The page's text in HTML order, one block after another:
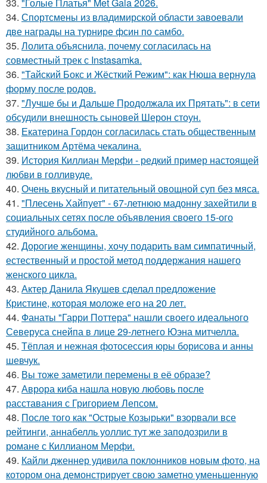
34. Спортсмены из владимирской области завоевали
две награды на турнире фсин по самбо.
35. Лолита объяснила, почему согласилась на
совместный трек с Instasamka.
36. "Тайский Бокс и Жёсткий Режим": как Нюша вернула
форму после родов.
37. "Лучше бы и Дальше Продолжала их Прятать": в сети
обсудили внешность сыновей Шерон стоун.
38. Екатерина Гордон согласилась стать общественным
защитником Артёма чекалина.
39. История Киллиан Мерфи - редкий пример настоящей
любви в голливуде.
40. Очень вкусный и питательный овощной суп без мяса.
41. "Плесень Хайпует" - 67-летнюю мадонну захейтили в
социальных сетях после объявления своего 15-ого
студийного альбома.
42. Дорогие женщины, хочу подарить вам симпатичный,
естественный и простой метод поддержания нашего
женского цикла.
43. Актер Данила Якушев сделал предложение
Кристине, которая моложе его на 20 лет.
44. Фанаты "Гарри Поттера" нашли своего идеального
Северуса снейпа в лице 29-летнего Юэна митчелла.
45. Тёплая и нежная фотосессия юры борисова и анны
шевчук.
46. Вы тоже заметили перемены в её образе?
47. Аврора киба нашла новую любовь после
расставания с Григорием Лепсом.
48. После того как "Острые Козырьки" взорвали все
рейтинги, аннабелль уоллис тут же заподозрили в
романе с Киллианом Мерфи.
49. Кайли дженнер удивила поклонников новым фото, на
котором она демонстрирует свою заметно уменьшенную